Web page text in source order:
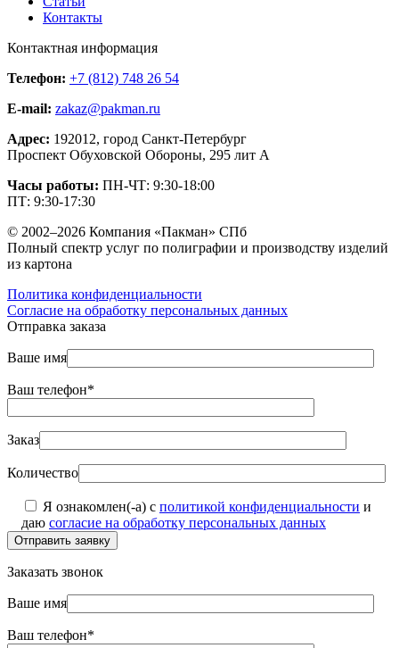
Контакты
Контактная информация
Телефон: +7 (812) 748 26 54
E-mail: zakaz@pakman.ru
Адрес: 192012, город Санкт-Петербург
Проспект Обуховской Обороны, 295 лит А
Часы работы: ПН-ЧТ: 9:30-18:00
ПТ: 9:30-17:30
© 2002–2026 Компания «Пакман» СПб
Полный спектр услуг по полиграфии и производству изделий
из картона
Политика конфиденциальности
Согласие на обработку персональных данных
Отправка заказа
Ваше имя
Ваш телефон*
Заказ
Количество
Я ознакомлен(-а) с политикой конфиденциальности и
даю согласие на обработку персональных данных
Отправить заявку
Заказать звонок
Ваше имя
Ваш телефон*